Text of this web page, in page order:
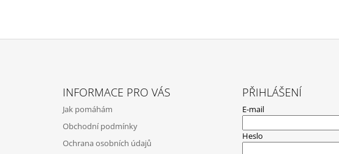
INFORMACE PRO VÁS
Jak pomáhám
Obchodní podmínky
Ochrana osobních údajů
PŘIHLÁŠENÍ
E-mail
Heslo